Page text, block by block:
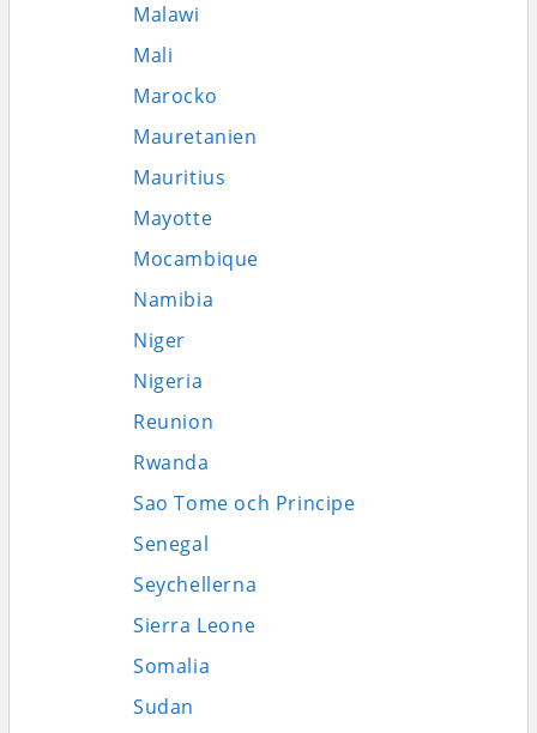
Malawi
Mali
Marocko
Mauretanien
Mauritius
Mayotte
Mocambique
Namibia
Niger
Nigeria
Reunion
Rwanda
Sao Tome och Principe
Senegal
Seychellerna
Sierra Leone
Somalia
Sudan